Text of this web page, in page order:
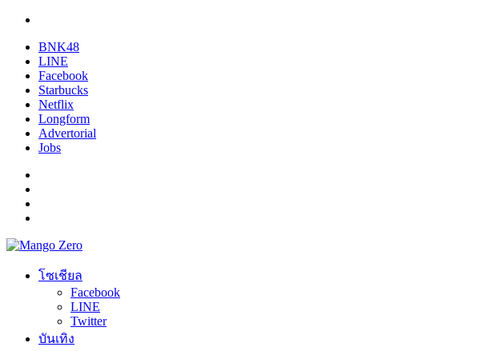
BNK48
LINE
Facebook
Starbucks
Netflix
Longform
Advertorial
Jobs
โซเชียล
Facebook
LINE
Twitter
บันเทิง